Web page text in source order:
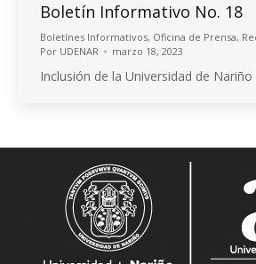
Boletín Informativo No. 18
Boletínes Informativos, Oficina de Prensa,
Por UDENAR marzo 18, 2023
Inclusión de la Universidad de Nariño